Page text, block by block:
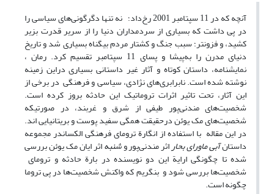
آنچه که در 11 سپتامبر 2001 رخ‌داد؛ نه تنها دگرگونی‌های سیاسی را
در پی داشت که بسیاری از سردمداران دنیا را از سریر قدرت بزیر
کشید، و فزونتر؛ سبب جنگ و کشتار مردم بیگناه بسیاری شد و تاریخ
دنیای مدرن را به‌پیشا و پسای 11 سپتامبر تقسیم کرد. رمان ،
نمایشنامه، داستان‌ کوتاه و آثار غیر داستانی بسیاری دراین زمینه
نوشته شده است. نابرابری‌های نژادی، سیاسی و فرهنگی در برخی از
این آثار، تحت تاثیر اثرات تروماتیک این حادثه بروز کرده است.
شخصیت‌های مندنی‌پور طیفی از شرق و غربند، در صورتیکه
شخصیت‌های مک یوئن درحقیقت همگی سفید پوست و بریتانیایی ‌اند.
در این مقاله با استفاده از انگارة ترومای فرهنگی الکساندر مجموعه
داستانآبی ماورای بحاراثر مندنی‌پور وشنبهاثر ایان مک یوئن بررسی
شده تا چگونگی ارایة این دو نویسنده در بارة حادثه و ترومای
شخصیت‌ها بررسی شود و بنگریم که واکنش شخصیت‌ها در پی تروما
چگونه است.